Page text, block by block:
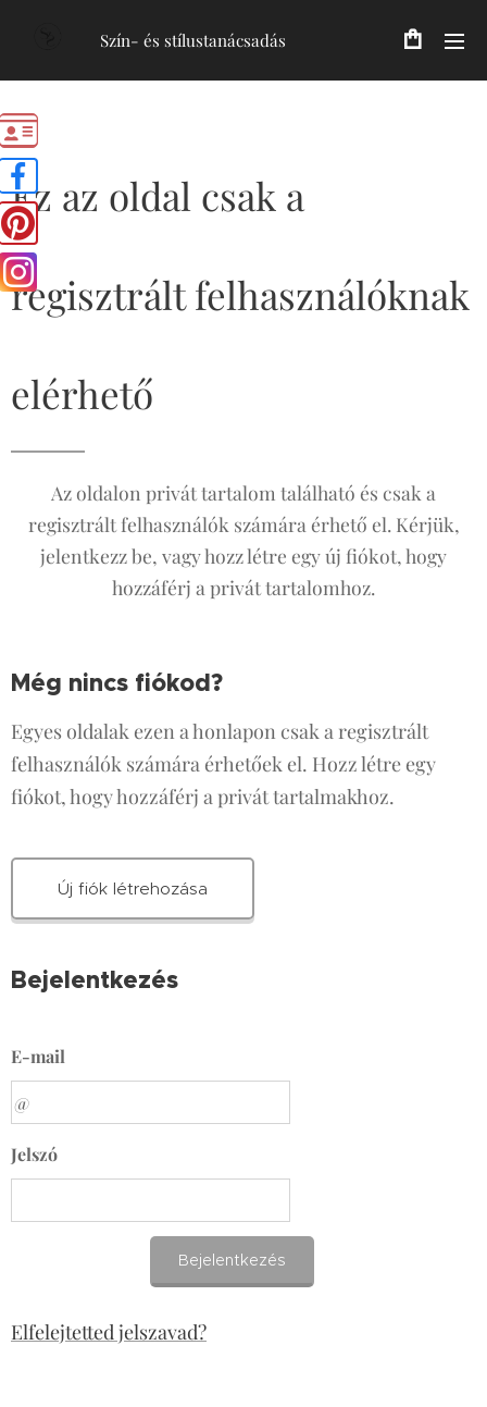
Szín- és stílustanácsadás
Ez az oldal csak a
regisztrált felhasználóknak
elérhető
Az oldalon privát tartalom található és csak a
regisztrált felhasználók számára érhető el. Kérjük,
jelentkezz be, vagy hozz létre egy új fiókot, hogy
hozzáférj a privát tartalomhoz.
Még nincs fiókod?
Egyes oldalak ezen a honlapon csak a regisztrált
felhasználók számára érhetőek el. Hozz létre egy
fiókot, hogy hozzáférj a privát tartalmakhoz.
Új fiók létrehozása
Bejelentkezés
E-mail
Jelszó
Bejelentkezés
Elfelejtetted jelszavad?